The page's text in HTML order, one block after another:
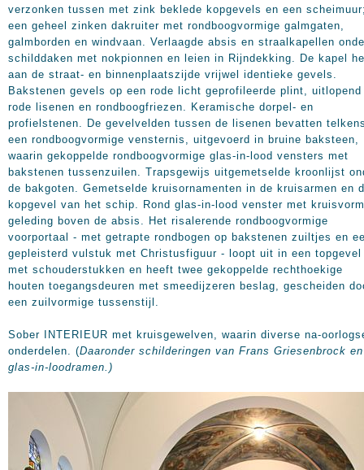
verzonken tussen met zink beklede kopgevels en een
een geheel zinken dakruiter met rondboogvormige galmgaten,
galmborden en windvaan. Verlaagde absis en straalkapellen
schilddaken met nokpionnen en leien in Rijndekking. De kapel
aan de straat- en binnenplaatszijde vrijwel identieke gevels.
Bakstenen gevels op een rode licht geprofileerde plint,
rode lisenen en rondboogfriezen. Keramische dorpel- en
profielstenen. De gevelvelden tussen de lisenen bevatten
een rondboogvormige vensternis, uitgevoerd in bruine baksteen,
waarin gekoppelde rondboogvormige glas-in-lood vensters met
bakstenen tussenzuilen. Trapsgewijs uitgemetselde kroonlijst
de bakgoten. Gemetselde kruisornamenten in de kruisarmen en
kopgevel van het schip. Rond glas-in-lood venster met
geleding boven de absis. Het risalerende rondboogvormige
voorportaal - met getrapte rondbogen op bakstenen zuiltjes en
gepleisterd vulstuk met Christusfiguur - loopt uit in een topgevel
met schouderstukken en heeft twee gekoppelde rechthoekige
houten toegangsdeuren met smeedijzeren beslag, gescheiden
een zuilvormige tussenstijl.
Sober INTERIEUR met kruisgewelven, waarin diverse na-
onderdelen. (Daaronder schilderingen van Frans Griesenbrock en
glas-in-loodramen.)